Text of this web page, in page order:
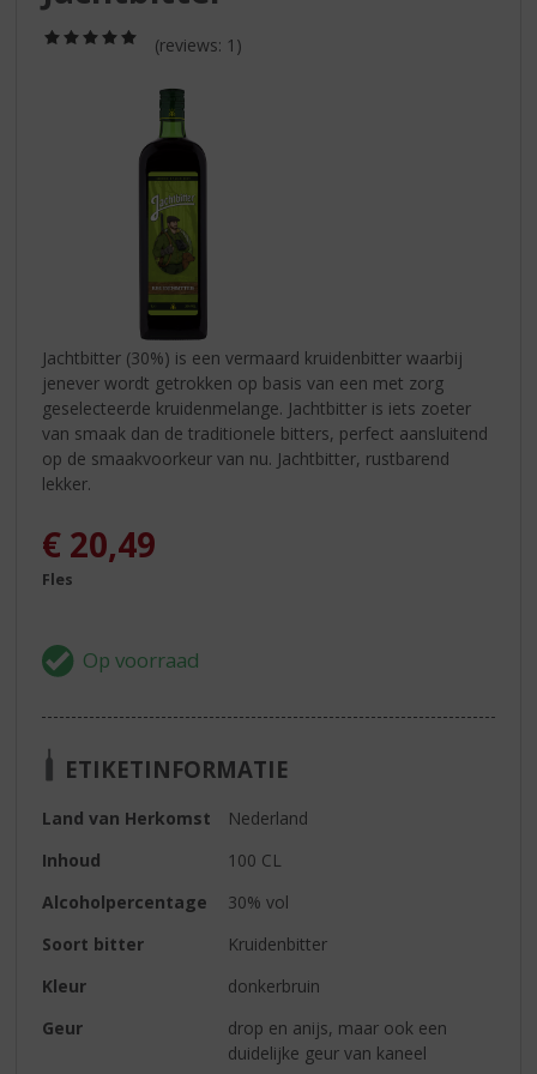
/
(reviews: 1)
Jachtbitter (30%) is een vermaard kruidenbitter waarbij
jenever wordt getrokken op basis van een met zorg
geselecteerde kruidenmelange. Jachtbitter is iets zoeter
van smaak dan de traditionele bitters, perfect aansluitend
op de smaakvoorkeur van nu. Jachtbitter, rustbarend
lekker.
€ 20,49
Fles
ETIKETINFORMATIE
Land van Herkomst
Nederland
Inhoud
100 CL
Alcoholpercentage
30% vol
Soort bitter
Kruidenbitter
Kleur
donkerbruin
Geur
drop en anijs, maar ook een
duidelijke geur van kaneel